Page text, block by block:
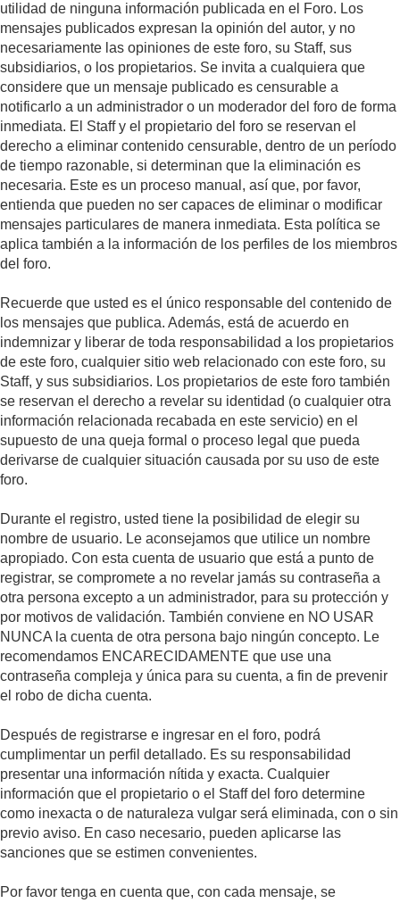
utilidad de ninguna información publicada en el Foro. Los
mensajes publicados expresan la opinión del autor, y no
necesariamente las opiniones de este foro, su Staff, sus
subsidiarios, o los propietarios. Se invita a cualquiera que
considere que un mensaje publicado es censurable a
notificarlo a un administrador o un moderador del foro de forma
inmediata. El Staff y el propietario del foro se reservan el
derecho a eliminar contenido censurable, dentro de un período
de tiempo razonable, si determinan que la eliminación es
necesaria. Este es un proceso manual, así que, por favor,
entienda que pueden no ser capaces de eliminar o modificar
mensajes particulares de manera inmediata. Esta política se
aplica también a la información de los perfiles de los miembros
del foro.
Recuerde que usted es el único responsable del contenido de
los mensajes que publica. Además, está de acuerdo en
indemnizar y liberar de toda responsabilidad a los propietarios
de este foro, cualquier sitio web relacionado con este foro, su
Staff, y sus subsidiarios. Los propietarios de este foro también
se reservan el derecho a revelar su identidad (o cualquier otra
información relacionada recabada en este servicio) en el
supuesto de una queja formal o proceso legal que pueda
derivarse de cualquier situación causada por su uso de este
foro.
Durante el registro, usted tiene la posibilidad de elegir su
nombre de usuario. Le aconsejamos que utilice un nombre
apropiado. Con esta cuenta de usuario que está a punto de
registrar, se compromete a no revelar jamás su contraseña a
otra persona excepto a un administrador, para su protección y
por motivos de validación. También conviene en NO USAR
NUNCA la cuenta de otra persona bajo ningún concepto. Le
recomendamos ENCARECIDAMENTE que use una
contraseña compleja y única para su cuenta, a fin de prevenir
el robo de dicha cuenta.
Después de registrarse e ingresar en el foro, podrá
cumplimentar un perfil detallado. Es su responsabilidad
presentar una información nítida y exacta. Cualquier
información que el propietario o el Staff del foro determine
como inexacta o de naturaleza vulgar será eliminada, con o sin
previo aviso. En caso necesario, pueden aplicarse las
sanciones que se estimen convenientes.
Por favor tenga en cuenta que, con cada mensaje, se